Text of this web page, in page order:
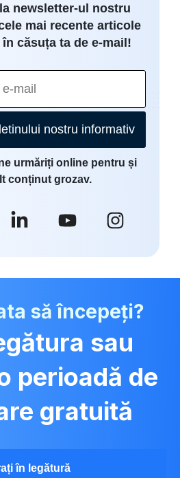
newsletter-ul nostru
mai recente articole
căsuța ta de e-mail!
nostru informativ
urmăriți online pentru și
conținut grozav.
să începeți?
sau
perioadă de
gratuită
în legătură